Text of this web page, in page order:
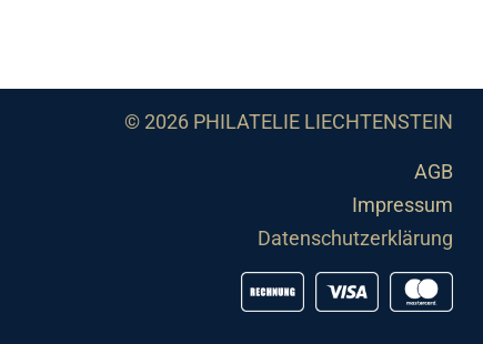
© 2026 PHILATELIE LIECHTENSTEIN
AGB
Impressum
Datenschutzerklärung